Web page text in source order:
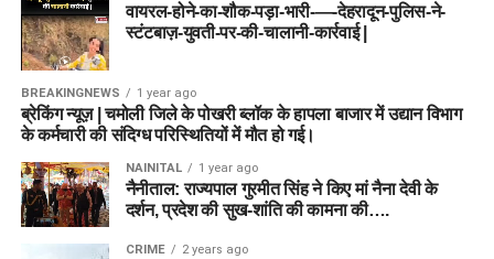
वायरल-होने-का-शौक-पड़ा-भारी-—-देहरादून-पुलिस-ने-
स्टंटबाज़-युवती-पर-की-चालानी-कार्रवाई |
BREAKINGNEWS 1 year ago
ब्रेकिंग न्यूज़ | चमोली जिले के पोखरी ब्लॉक के हापला बाजार में उद्यान विभाग
के कर्मचारी की संदिग्ध परिस्थितियों में मौत हो गई।
NAINITAL 1 year ago
नैनीताल: राज्यपाल गुरमीत सिंह ने किए मां नैना देवी के
दर्शन, प्रदेश की सुख-शांति की कामना की….
CRIME 2 years ago